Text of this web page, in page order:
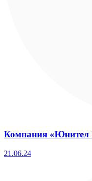
Компания «Юнител
21.06.24